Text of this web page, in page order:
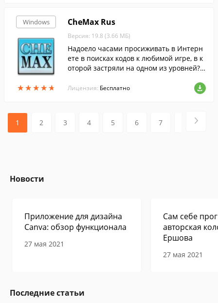
Windows
★★★★★
★★★★★
CheMax Rus
Версия: 19.8 (3.66 МБ)
Надоело часами просиживать в Интерн
ете в поисках кодов к любимой игре, в к
оторой застряли на одном из уровней? Е
Лицензия: Бесплатно
1 2 3 4 5 6 7
Новости
Приложение для дизайна
Canva: обзор функционала
27 мая 2021
Сам себе
авторская
Ершова
27 мая 2021
Последние статьи